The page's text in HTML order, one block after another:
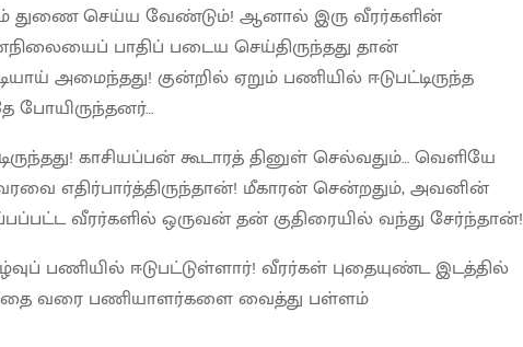
துணை செய்ய வேண்டும்! ஆனால் இரு வீரர்களின்
பாதிப் படைய செய்திருந்தது தான்
அமைந்தது! குன்றில் ஏறும் பணியில் ஈடுபட்டிருந்த
போயிருந்தனர்…
காசியப்பன் கூடாரத் தினுள் செல்வதும்… வெளியே
எதிர்பார்த்திருந்தான்! மீகாரன் சென்றதும், அவனின்
வீரர்களில் ஒருவன் தன் குதிரையில் வந்து சேர்ந்தான்!
பணியில் ஈடுபட்டுள்ளார்! வீரர்கள் புதையுண்ட இடத்தில்
வரை பணியாளர்களை வைத்து பள்ளம்